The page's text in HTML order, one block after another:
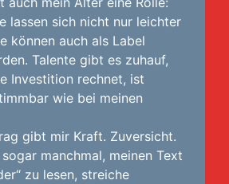
lassen sich nicht nur leichter
können auch als Label
Talente gibt es zuhauf,
Investition rechnet, ist
wie bei meinen
gibt mir Kraft. Zuversicht.
manchmal, meinen Text
zu lesen, streiche